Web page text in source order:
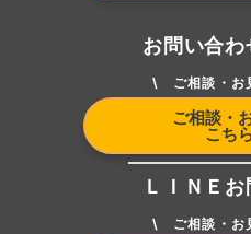
お問い合
\ ご相談・お
ご相談・
こちら
ＬＩＮＥ
\ ご相談・お